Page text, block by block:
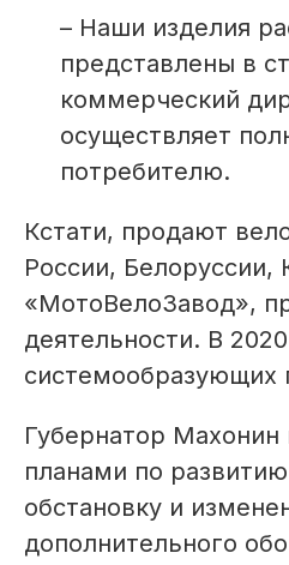
– Наши изделия
представлены в
коммерческий
осуществляет
потребителю.
Кстати, продают
России, Белоруссии,
«МотоВелоЗавод»,
деятельности. В
системообразующих
Губернатор
планами по
обстановку и
дополнительного